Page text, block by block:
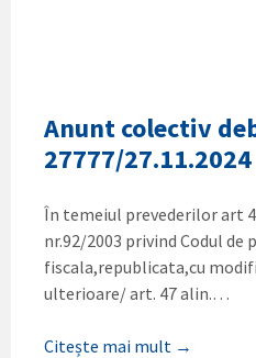
Anunt colectiv
27777/27.11.2024
În temeiul prevederilor art
nr.92/2003 privind Codul de
fiscala,republicata,cu
ulterioare/ art. 47 alin.…
Citește mai mult →